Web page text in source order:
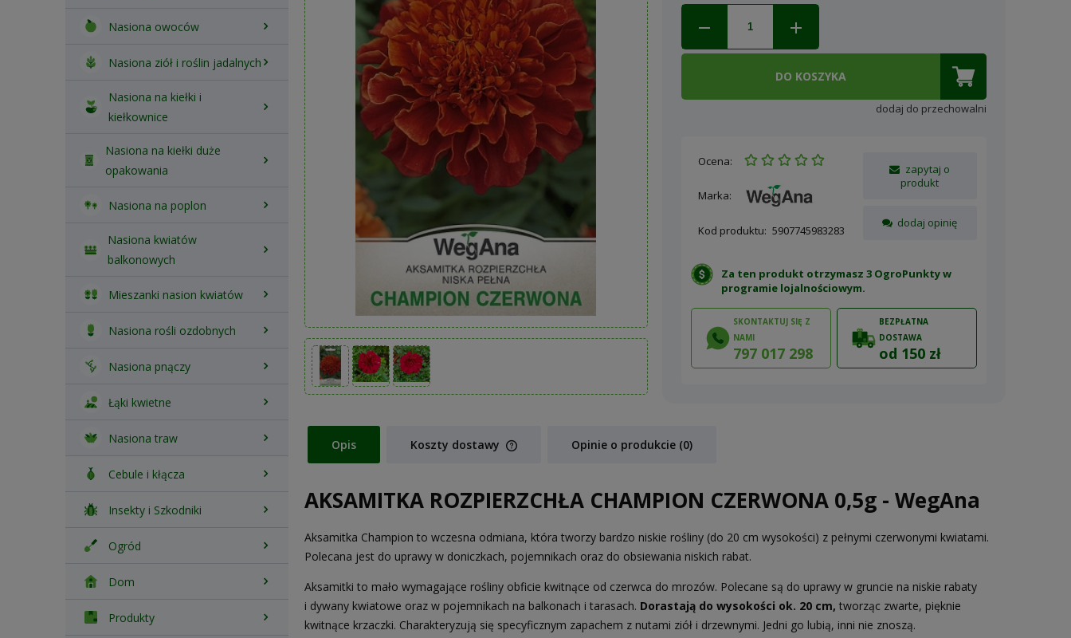
Nasiona owoców
Nasiona ziół i roślin jadalnych
Nasiona na kiełki i
kiełkownice
Nasiona na kiełki duże
opakowania
Nasiona na poplon
Nasiona kwiatów
balkonowych
Mieszanki nasion kwiatów
Nasiona rośli ozdobnych
Nasiona pnączy
Łąki kwietne
Nasiona traw
Cebule i kłącza
Insekty i Szkodniki
Ogród
Dom
Produkty
DO KOSZYKA
dodaj do przechowalni
Ocena:
Marka:
Kod produktu: 5907745983283
zapytaj o
produkt
dodaj opinię
Za ten produkt otrzymasz 3 OgroPunkty w
programie lojalnościowym.
SKONTAKTUJ SIĘ Z
NAMI
797 017 298
BEZPŁATNA
DOSTAWA
od 150 zł
Opis Koszty dostawy
płatności
Opinie o produkcie (0)
AKSAMITKA ROZPIERZCHŁA CHAMPION CZERWONA 0,5g - WegAna
Aksamitka Champion to wczesna odmiana, która tworzy bardzo niskie rośliny (do 20 cm wysokości) z pełnymi czerwonymi kwiatami.
Polecana jest do uprawy w doniczkach, pojemnikach oraz do obsiewania niskich rabat.
Aksamitki to mało wymagające rośliny obficie kwitnące od czerwca do mrozów. Polecane są do uprawy w gruncie na niskie rabaty
i dywany kwiatowe oraz w pojemnikach na balkonach i tarasach. Dorastają do wysokości ok. 20 cm, tworząc zwarte, pięknie
kwitnące krzaczki. Charakteryzują się specyficznym zapachem z nutami ziół i drzewnymi. Jedni go lubią, inni nie znoszą.